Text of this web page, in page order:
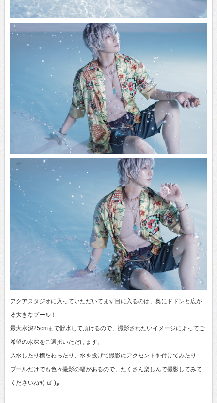
アクアスタジオに入っていただいてまず目に入るのは、奥にドドンと広が
る大きなプール！
最大水深25cmまで貯水して頂けるので、撮影されたいイメージによってご
希望の水深をご選択いただけます。
入水したり横たわったり、水を投げて撮影にアクセントを付けてみたり…
プールだけでも色々撮影の幅があるので、たくさん楽しんで撮影してみて
くださいね٩( ‘ω’ )و